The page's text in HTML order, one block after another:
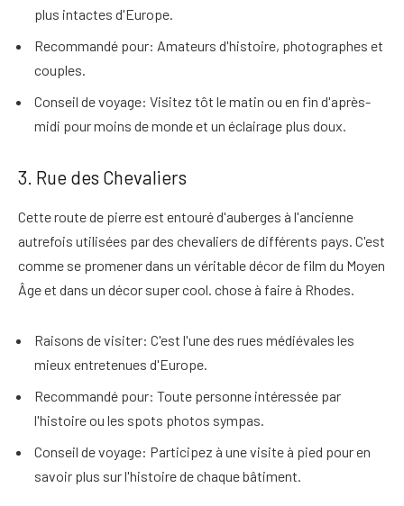
plus intactes d'Europe.
Recommandé pour: Amateurs d'histoire, photographes et
couples.
Conseil de voyage: Visitez tôt le matin ou en fin d'après-
midi pour moins de monde et un éclairage plus doux.
3. Rue des Chevaliers
Cette route de pierre est entouré d'auberges à l'ancienne
autrefois utilisées par des chevaliers de différents pays. C'est
comme se promener dans un véritable décor de film du Moyen
Âge et dans un décor super cool. chose à faire à Rhodes.
Raisons de visiter: C'est l'une des rues médiévales les
mieux entretenues d'Europe.
Recommandé pour: Toute personne intéressée par
l'histoire ou les spots photos sympas.
Conseil de voyage: Participez à une visite à pied pour en
savoir plus sur l'histoire de chaque bâtiment.